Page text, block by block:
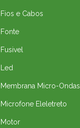
Fios e Cabos
Fonte
Fusivel
Led
Membrana Micro-Ondas
Microfone Eleletreto
Motor